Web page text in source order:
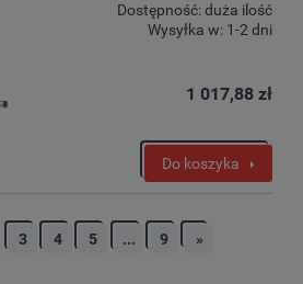
Dostępność:duża ilość
Wysyłka w: 1-2 dni
1 017,88 zł
Do koszyka
3 4 5 ... 9 »